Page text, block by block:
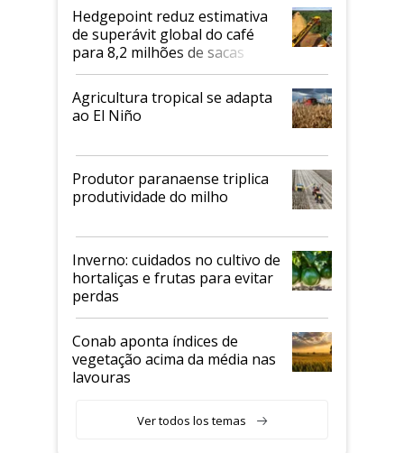
Hedgepoint reduz estimativa
de superávit global do café
para 8,2 milhões de sacas
Agricultura tropical se adapta
ao El Niño
Produtor paranaense triplica
produtividade do milho
Inverno: cuidados no cultivo de
hortaliças e frutas para evitar
perdas
Conab aponta índices de
vegetação acima da média nas
lavouras
Ver todos los temas